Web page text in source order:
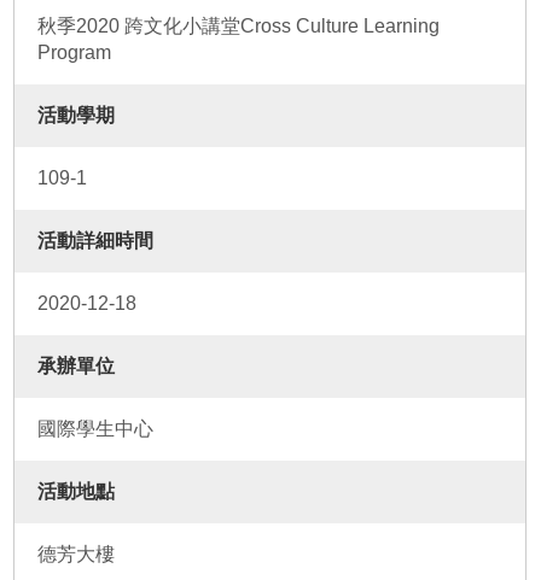
秋季2020 跨文化小講堂Cross Culture Learning
Program
活動學期
109-1
活動詳細時間
2020-12-18
承辦單位
國際學生中心
活動地點
德芳大樓